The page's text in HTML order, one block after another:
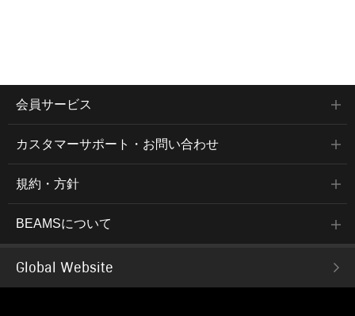
会員サービス
カスタマーサポート・お問い合わせ
規約・方針
BEAMSについて
Global Website